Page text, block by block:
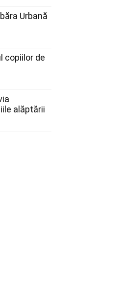
Urbană
copiilor de
alăptării